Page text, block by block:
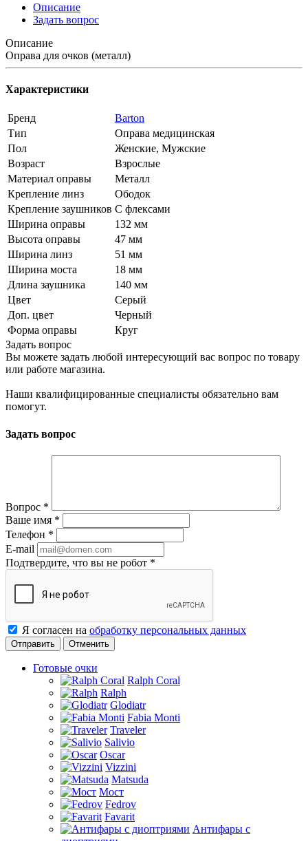
Описание
Задать вопрос
Описание
Оправа для очков (металл)
Характеристики
Бренд
Barton
Тип
Оправа медицинская
Пол
Женские, Мужские
Возраст
Взрослые
Материал оправы
Металл
Крепление линз
Ободок
Крепление заушников С флексами
Ширина оправы
132 мм
Высота оправы
47 мм
Ширина линз
51 мм
Ширина моста
18 мм
Длина заушника
140 мм
Цвет
Серый
Доп. цвет
Черный
Форма оправы
Круг
Задать вопрос
Вы можете задать любой интересующий вас вопрос по товару
или работе магазина.
Наши квалифицированные специалисты обязательно вам
помогут.
Задать вопрос
Вопрос *
Ваше имя *
Телефон *
E-mail
Подтвердите, что вы не робот *
Я согласен на обработку персональных данных
Отменить
Готовые очки
Ralph Coral
Ralph
Glodiatr
Fabia Monti
Traveler
Salivio
Oscar
Vizzini
Matsuda
Мост
Fedrov
Favarit
Антифары с